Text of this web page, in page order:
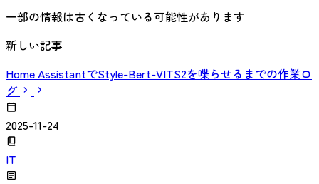
一部の情報は古くなっている可能性があります
新しい記事
Home AssistantでStyle-Bert-VITS2を喋らせるまでの作業ロ
グ
2025-11-24
IT